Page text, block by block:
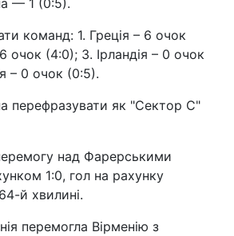
команд: 1. Греція – 6 очок
очок (4:0); 3. Ірландія – 0 очок
– 0 очок (0:5).
перефразувати як "Сектор С"
над Фарерськими
1:0, гол на рахунку
й хвилині.
перемогла Вірменію з